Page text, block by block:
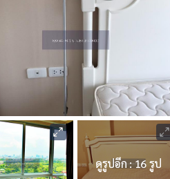
ดูรูปอีก : 16 รูป